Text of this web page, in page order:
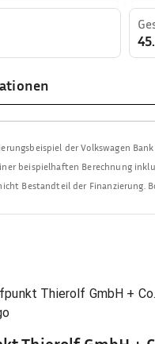
derVolkswagen Bank
beispielhaften Berechnung
Bestandteil der Finanzierung.